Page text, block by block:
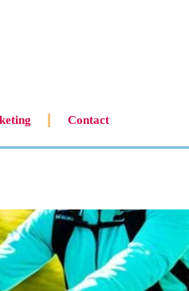
Contact